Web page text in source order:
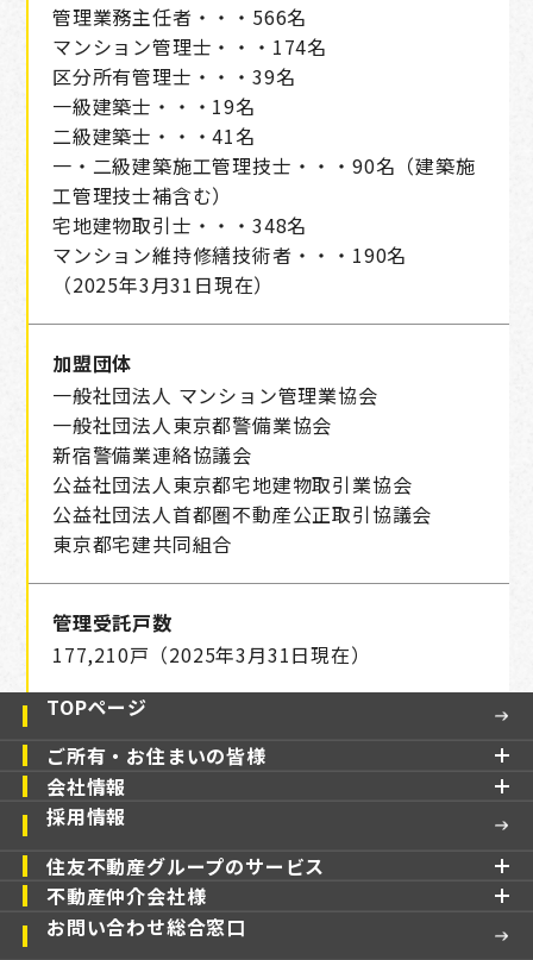
管理業務主任者・・・566名
マンション管理士・・・174名
区分所有管理士・・・39名
一級建築士・・・19名
二級建築士・・・41名
一・二級建築施工管理技士・・・90名（建築施
工管理技士補含む）
宅地建物取引士・・・348名
マンション維持修繕技術者・・・190名
（2025年3月31日現在）
加盟団体
一般社団法人 マンション管理業協会
一般社団法人東京都警備業協会
新宿警備業連絡協議会
公益社団法人東京都宅地建物取引業協会
公益社団法人首都圏不動産公正取引協議会
東京都宅建共同組合
管理受託戸数
177,210戸（2025年3月31日現在）
TOPページ
ご所有・お住まいの皆様
会社情報
採用情報
住友不動産グループのサービス
不動産仲介会社様
お問い合わせ総合窓口